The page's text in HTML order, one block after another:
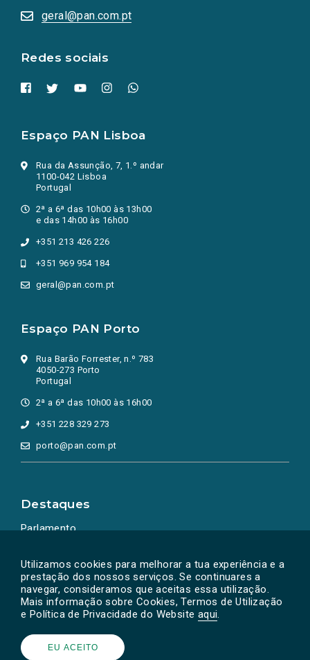
Utilizamos cookies para melhorar a tua experiência e a
prestação dos nossos serviços. Se continuares a
navegar, consideramos que aceitas essa utilização.
Mais informação sobre Cookies, Termos de Utilização
e Política de Privacidade do Website aqui.
EU ACEITO
geral@pan.com.pt
Redes sociais
numa
nova
Espaço PAN Lisboa
Rua da Assunção, 7, 1.º andar
1100-042 Lisboa
Portugal
2ª a 6ª das 10h00 às 13h00
e das 14h00 às 16h00
+351 213 426 226
+351 969 954 184
geral@pan.com.pt
Espaço PAN Porto
Rua Barão Forrester, n.º 783
4050-273 Porto
Portugal
2ª a 6ª das 10h00 às 16h00
+351 228 329 273
porto@pan.com.pt
Destaques
Parlamento
Powered by © PAN 2026